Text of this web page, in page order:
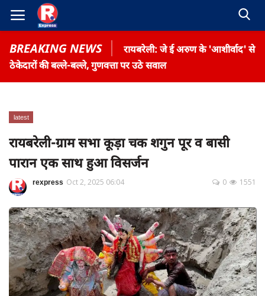
BREAKING NEWS
रायबरेली: जे ई अरुण के 'आशीर्वाद' से
ठेकेदारों की बल्ले-बल्ले, गुणवत्ता पर उठे सवाल
Home
Terms & Conditions
रोजगार समाचार
About US
Privacy Policy
App verify
latest
रायबरेली-ग्राम सभा कूड़ा चक शगुन पूर व बासी
पारान एक साथ हुआ विसर्जन
rexpress Oct 2, 2025 06:04 1551
0